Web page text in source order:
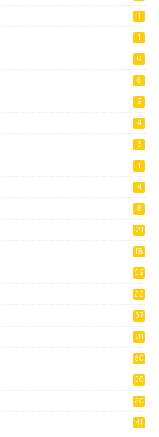
1
1
6
6
2
4
3
1
4
8
21
18
52
22
37
31
50
30
20
41